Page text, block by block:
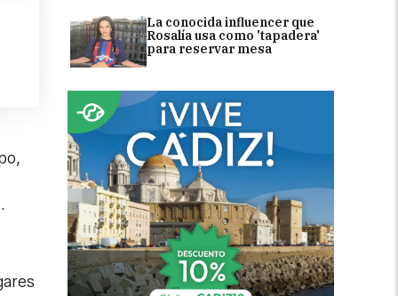
La conocida influencer que
Rosalía usa como 'tapadera'
para reservar mesa